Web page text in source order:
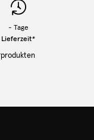
- Tage
Lieferzeit*